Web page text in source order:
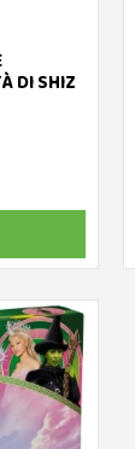
DI SHIZ